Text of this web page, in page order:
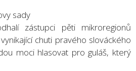
sady
zástupci pěti mikroregionů
chuti pravého slováckého
moci hlasovat pro guláš, který